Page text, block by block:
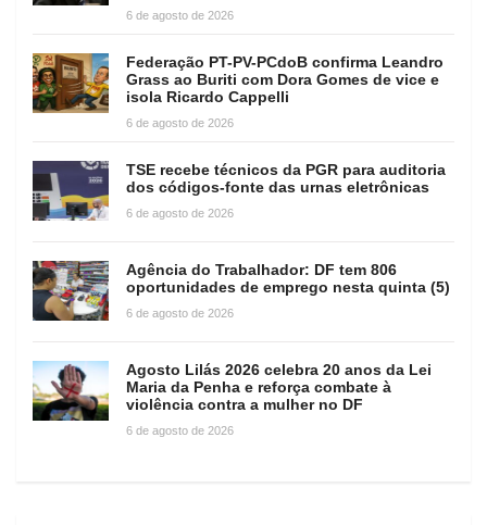
6 de agosto de 2026
Federação PT-PV-PCdoB confirma Leandro
Grass ao Buriti com Dora Gomes de vice e
isola Ricardo Cappelli
6 de agosto de 2026
TSE recebe técnicos da PGR para auditoria
dos códigos-fonte das urnas eletrônicas
6 de agosto de 2026
Agência do Trabalhador: DF tem 806
oportunidades de emprego nesta quinta (5)
6 de agosto de 2026
Agosto Lilás 2026 celebra 20 anos da Lei
Maria da Penha e reforça combate à
violência contra a mulher no DF
6 de agosto de 2026